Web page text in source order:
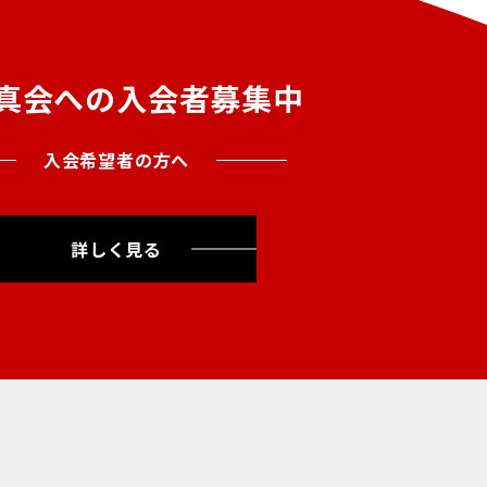
会への入会者募集中
入会希望者の方へ
詳しく見る